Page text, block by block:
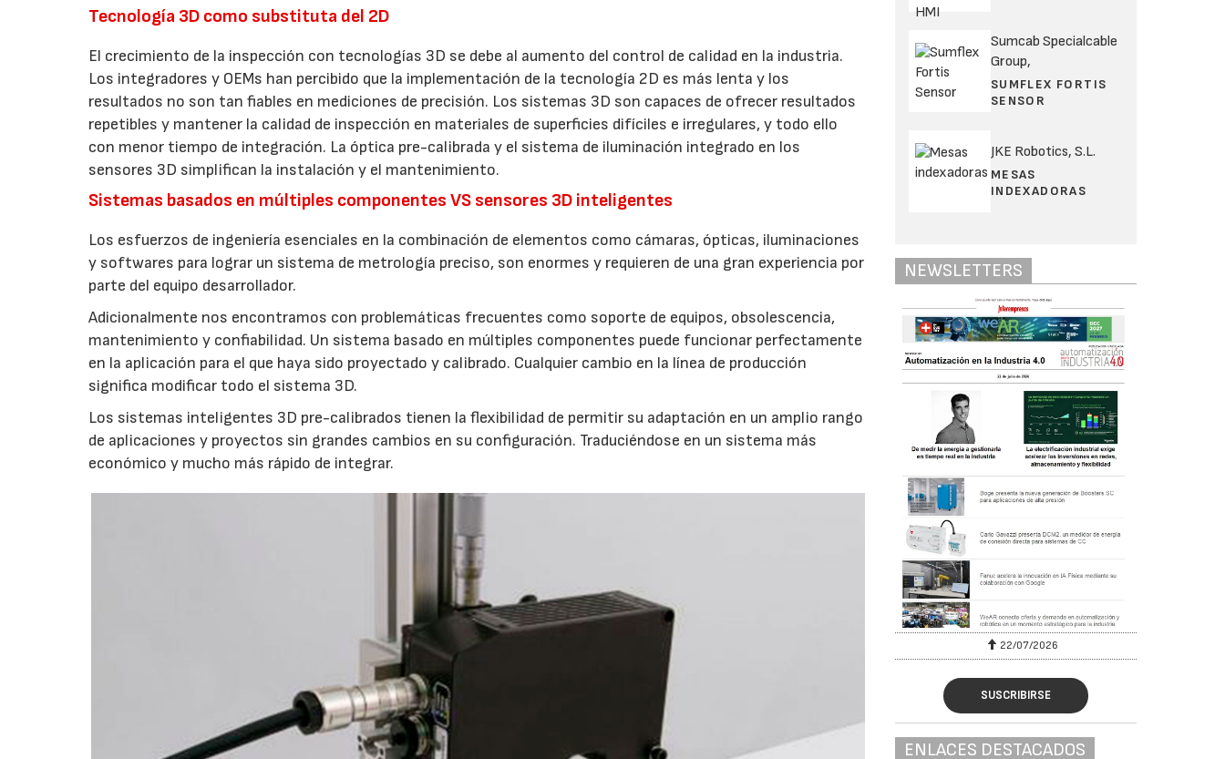
Tecnología 3D como substituta del 2D
El crecimiento de la inspección con tecnologías 3D se debe al aumento del control de calidad en la industria.
Los integradores y OEMs han percibido que la implementación de la tecnología 2D es más lenta y los
resultados no son tan fiables en mediciones de precisión. Los sistemas 3D son capaces de ofrecer resultados
repetibles y mantener la calidad de inspección en materiales de superficies difíciles e irregulares, y todo ello
con menor tiempo de integración. La óptica pre-calibrada y el sistema de iluminación integrado en los
sensores 3D simplifican la instalación y el mantenimiento.
Sistemas basados en múltiples componentes VS sensores 3D inteligentes
Los esfuerzos de ingeniería esenciales en la combinación de elementos como cámaras, ópticas, iluminaciones
y softwares para lograr un sistema de metrología preciso, son enormes y requieren de una gran experiencia por
parte del equipo desarrollador.
Adicionalmente nos encontramos con problemáticas frecuentes como soporte de equipos, obsolescencia,
mantenimiento y confiabilidad. Un sistema basado en múltiples componentes puede funcionar perfectamente
en la aplicación para el que haya sido proyectado y calibrado. Cualquier cambio en la línea de producción
significa modificar todo el sistema 3D.
Los sistemas inteligentes 3D pre-calibrados tienen la flexibilidad de permitir su adaptación en un amplio rango
de aplicaciones y proyectos sin grandes cambios en su configuración. Traduciéndose en un sistema más
económico y mucho más rápido de integrar.
Sumcab Specialcable
Group,
SUMFLEX FORTIS
SENSOR
JKE Robotics, S.L.
MESAS
INDEXADORAS
NEWSLETTERS
22/07/2026
SUSCRIBIRSE
ENLACES DESTACADOS